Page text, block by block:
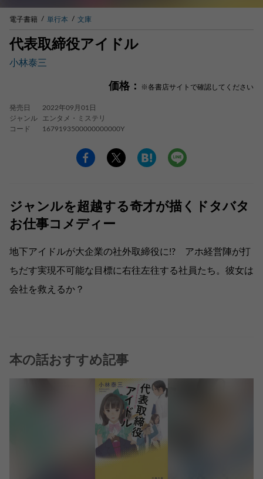
電子書籍 単行本 文庫
代表取締役アイドル
小林泰三
価格： ※各書店サイトで確認してください
発売日
2022年09月01日
ジャンル
エンタメ・ミステリ
コード
1679193500000000000Y
ジャンルを超越する奇才が描くドタバタ
お仕事コメディー
地下アイドルが大企業の社外取締役に!? アホ経営陣が打
ちだす実現不可能な目標に右往左往する社員たち。彼女は
会社を救えるか？
本の話おすすめ記事